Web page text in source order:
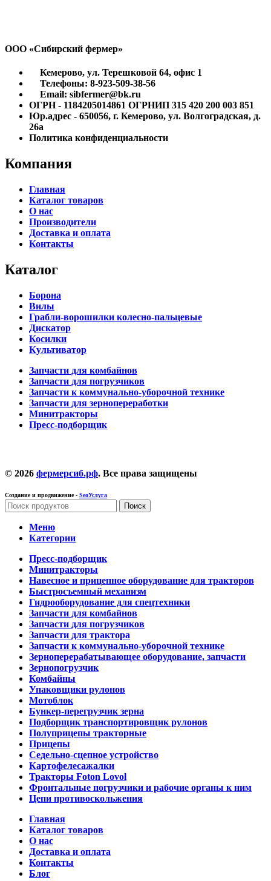
ООО «Сибирский фермер»
Кемерово, ул. Терешковой 64, офис 1
Телефоны: 8-923-509-38-56
Email: sibfermer@bk.ru
ОГРН - 1184205014861 ОГРНИП 315 420 200 003 851
Юр.адрес - 650056, г. Кемерово, ул. Волгоградская, д.
26а
Политика конфиденциальности
Компания
Главная
Каталог товаров
О нас
Производители
Доставка и оплата
Контакты
Каталог
Борона
Вилы
Грабли-ворошилки колесно-пальцевые
Дискатор
Косилки
Культиватор
Запчасти для комбайнов
Запчасти для погрузчиков
Запчасти к коммунально-уборочной технике
Запчасти для зернопереработки
Минитракторы
Пресс-подборщик
© 2026 фермерсиб.рф. Все права защищены
Создание и продвижение - SeoУслуга
Поиск
Меню
Категории
Пресс-подборщик
Минитракторы
Навесное и прицепное оборудование для тракторов
Быстросъемный механизм
Гидрооборудование для спецтехники
Запчасти для комбайнов
Запчасти для погрузчиков
Запчасти для трактора
Запчасти к коммунально-уборочной технике
Зерноперерабатывающее оборудование, запчасти
Зернопогрузчик
Комбайны
Упаковщики рулонов
Мотоблок
Бункер-перегрузчик зерна
Подборщик транспортировщик рулонов
Полуприцепы тракторные
Прицепы
Седельно-сцепное устройство
Картофелесажалки
Тракторы Foton Lovol
Фронтальные погрузчики и рабочие органы к ним
Цепи противоскольжения
Главная
Каталог товаров
О нас
Доставка и оплата
Контакты
Блог